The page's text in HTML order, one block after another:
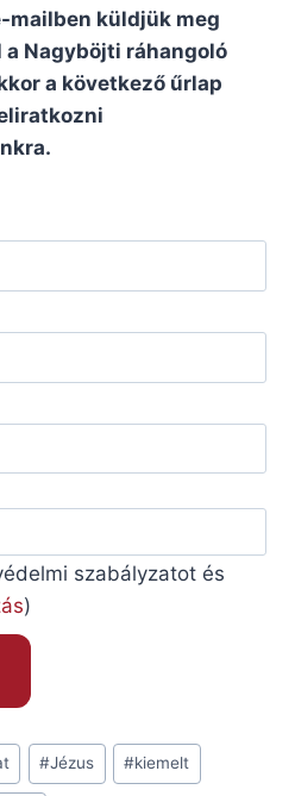
mailben küldjük meg
Nagyböjti ráhangoló
a következő űrlap
szabályzatot és
)
#Jézus #kiemelt